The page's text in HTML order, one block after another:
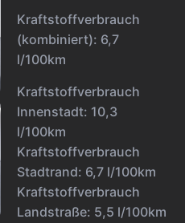
Kraftstoffverbrauch
(kombiniert): 6,7
l/100km
Kraftstoffverbrauch
Innenstadt: 10,3
l/100km
Kraftstoffverbrauch
Stadtrand: 6,7 l/100km
Kraftstoffverbrauch
Landstraße: 5,5 l/100km